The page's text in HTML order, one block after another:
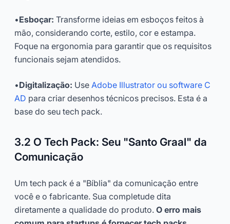
•Esboçar: Transforme ideias em esboços feitos à
mão, considerando corte, estilo, cor e estampa.
Foque na ergonomia para garantir que os requisitos
funcionais sejam atendidos.
•Digitalização: Use Adobe Illustrator ou software C
AD para criar desenhos técnicos precisos. Esta é a
base do seu tech pack.
3.2 O Tech Pack: Seu "Santo Graal" da
Comunicação
Um tech pack é a "Bíblia" da comunicação entre
você e o fabricante. Sua completude dita
diretamente a qualidade do produto. O erro mais